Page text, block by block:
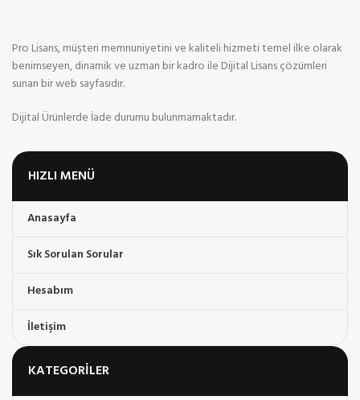
Pro Lisans, müşteri memnuniyetini ve kaliteli hizmeti temel ilke olarak
benimseyen, dinamik ve uzman bir kadro ile Dijital Lisans çözümleri
sunan bir web sayfasıdır.
Dijital Ürünlerde İade durumu bulunmamaktadır.
HIZLI MENÜ
Anasayfa
Sık Sorulan Sorular
Hesabım
İletişim
KATEGORILER